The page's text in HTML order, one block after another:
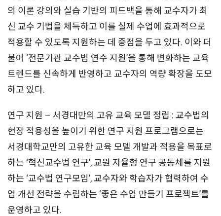
의 이론 강의와 실습 기반의 피드백을 통해 교수자가 최
신 교수 기법을 체득하고 이를 실제 수업에 효과적으로
적용할 수 있도록 지원하는 데 중점을 두고 있다. 이와 더
불어 ‘전문기관 교수법 연수 지원’을 통해 변화하는 교육
트렌드를 신속하게 반영하고 교수자의 역량 확장을 도모
하고 있다.
연구 지원 – 서경대만의 고유 교육 모델 정립 : 교수법의
현장 적용성을 높이기 위한 연구 지원 프로그램으로는
서경대학교만의 고유한 교육 모델 개발과 적용을 목표로
하는 ‘혁신교수법 연구’, 교원 자율형 연구 공동체를 지원
하는 ‘교수법 연구모임’, 교수자와 학습자가 협력하여 수
업 개선 전략을 수립하는 ‘좋은 수업 만들기 프로젝트’를
운영하고 있다.